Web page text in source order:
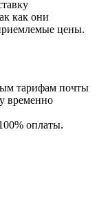
как они
цены.
тарифам почты
временно
оплаты.